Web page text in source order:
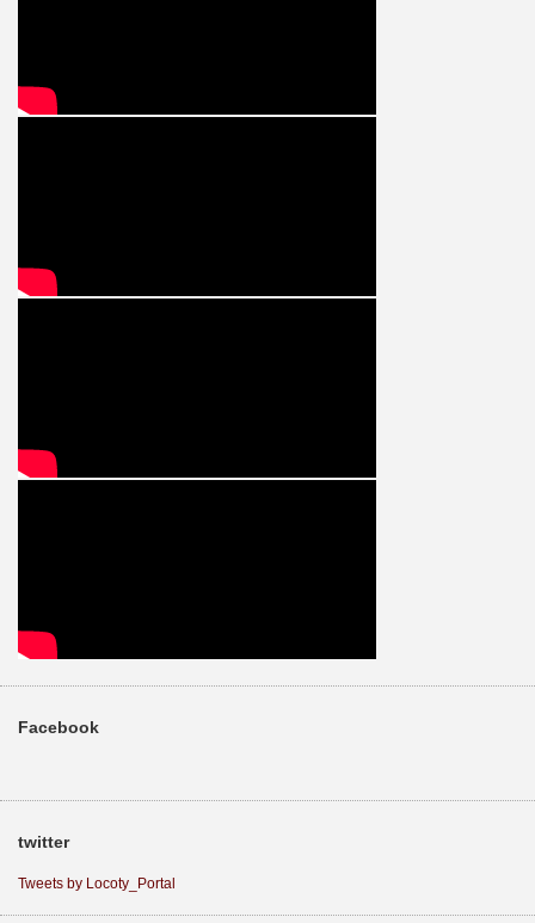
Facebook
twitter
Tweets by Locoty_Portal